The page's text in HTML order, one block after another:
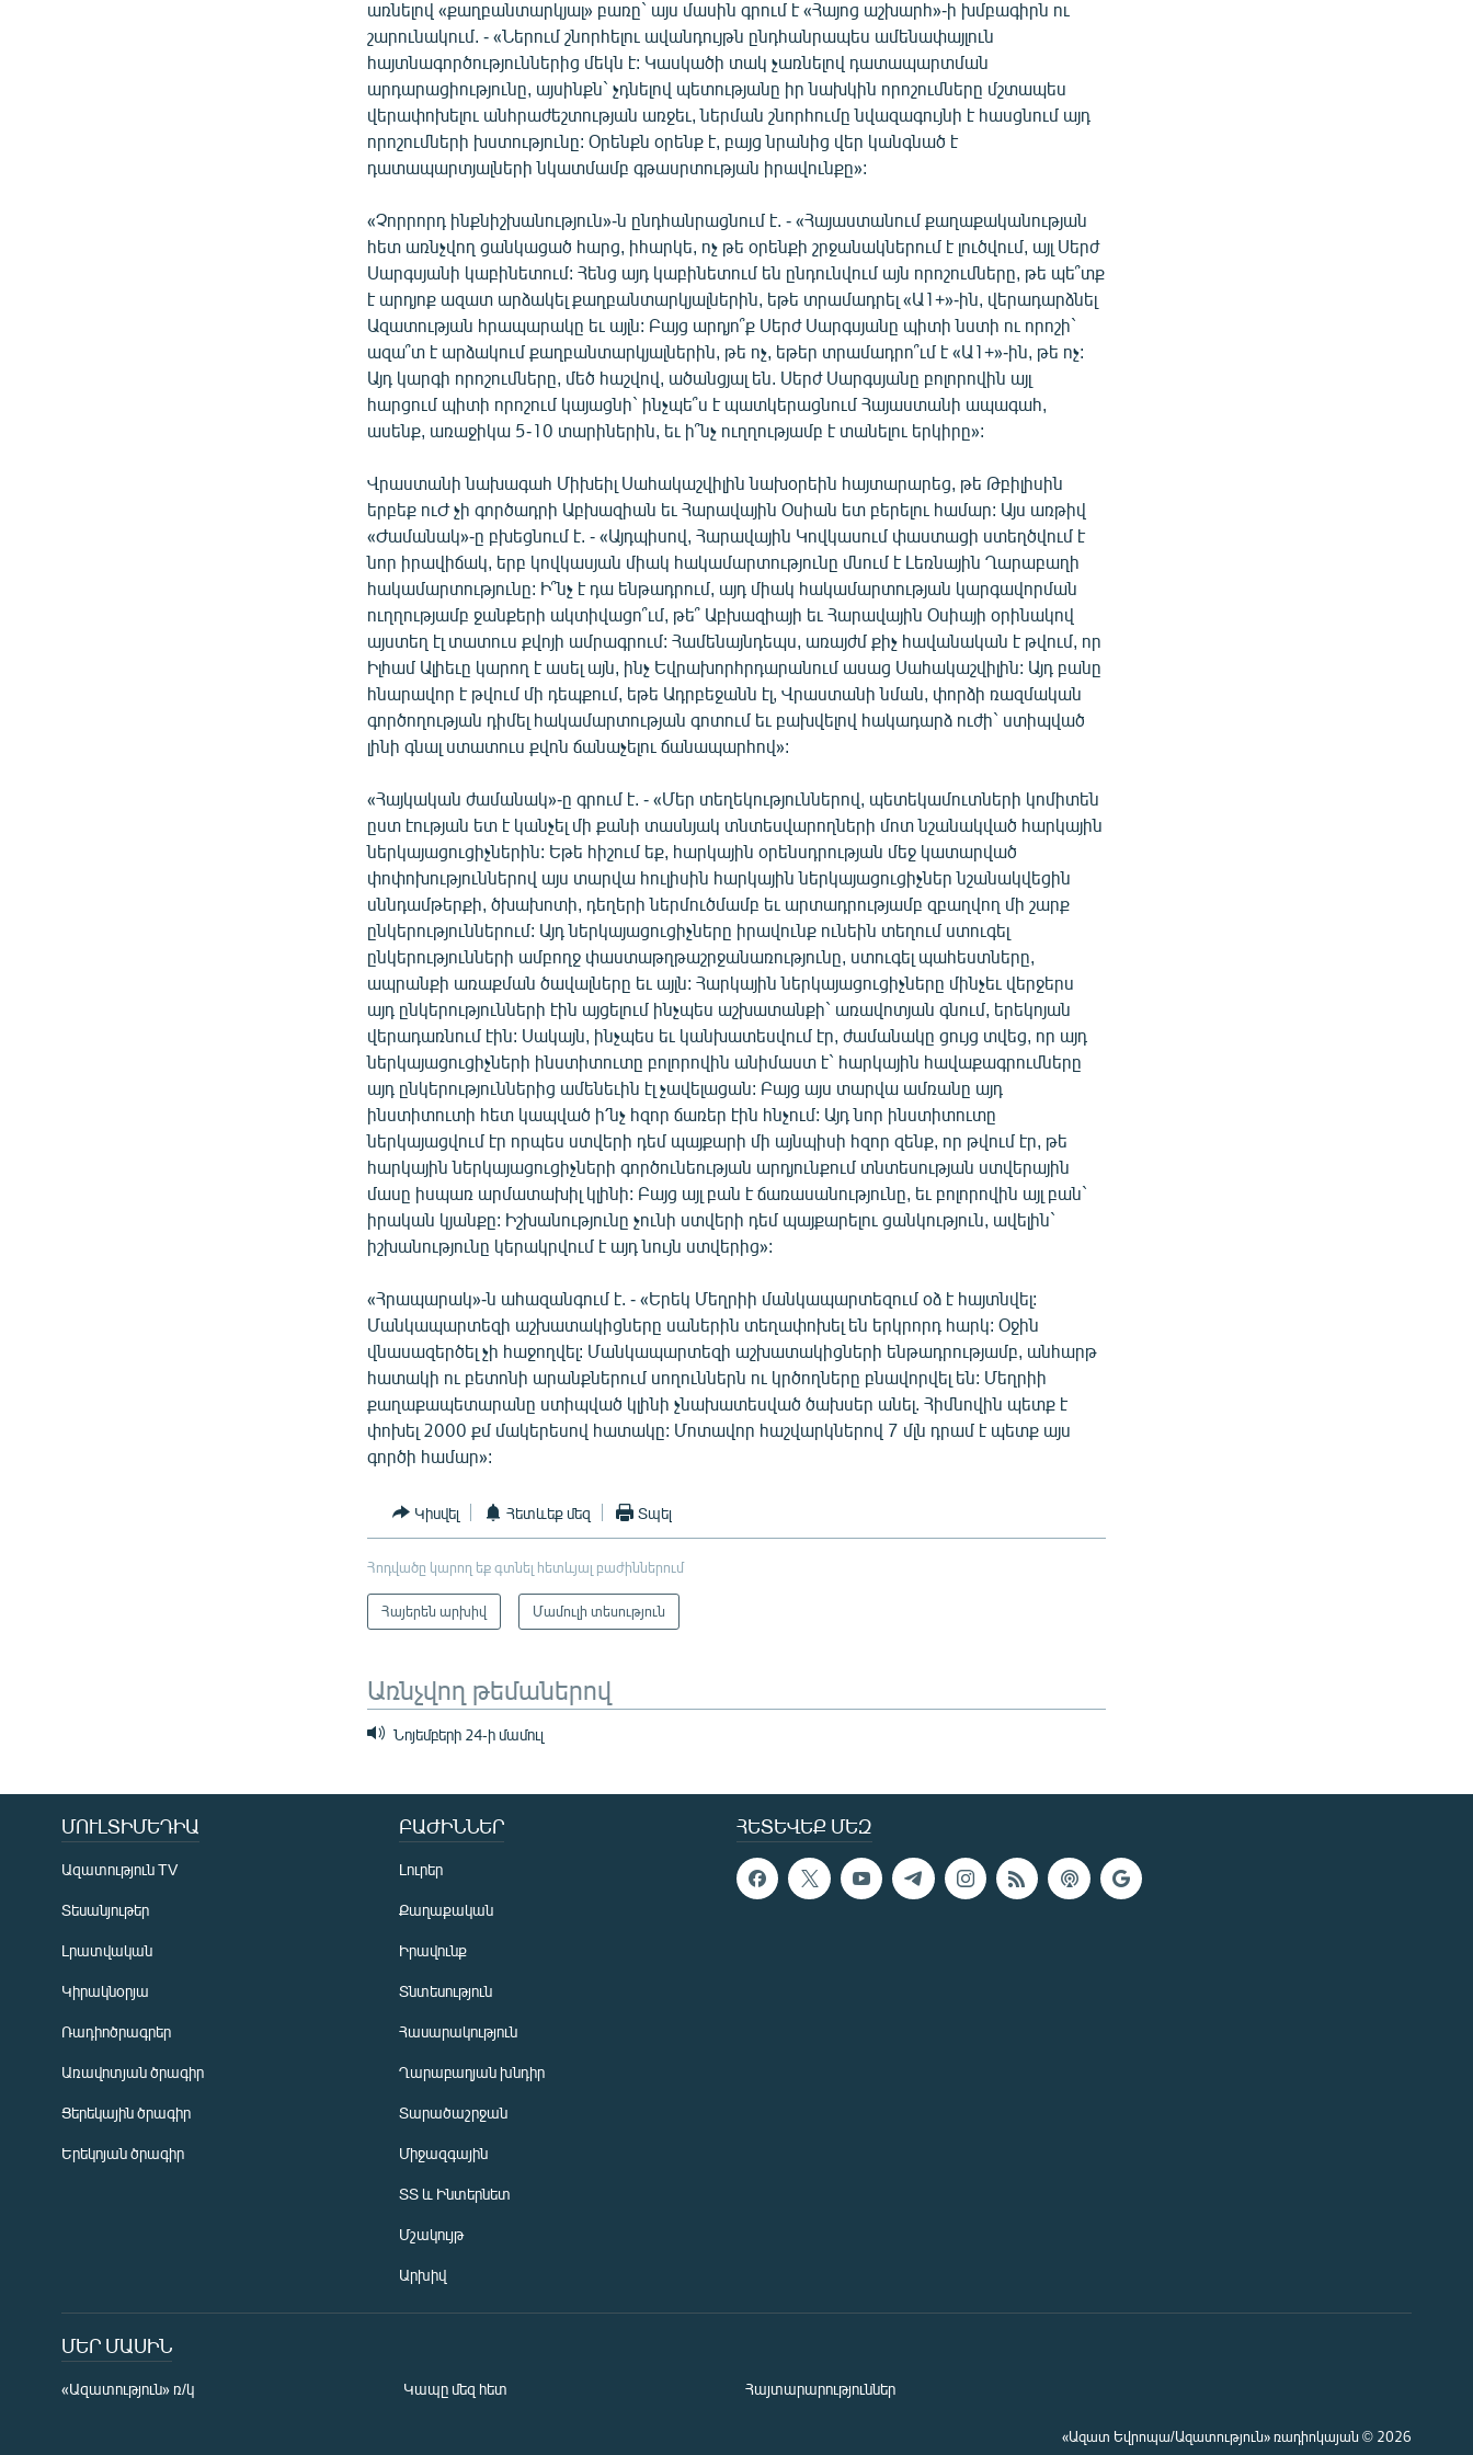
առնելով «քաղբանտարկյալ» բառը` այս մասին գրում է «Հայոց աշխարհ»-ի խմբագիրն ու
շարունակում. - «Ներում շնորհելու ավանդույթն ընդհանրապես ամենափայլուն
հայտնագործություններից մեկն է: Կասկածի տակ չառնելով դատապարտման
արդարացիությունը, այսինքն` չդնելով պետությանը իր նախկին որոշումները մշտապես
վերափոխելու անհրաժեշտության առջեւ, ներման շնորհումը նվազագույնի է հասցնում այդ
որոշումների խստությունը: Օրենքն օրենք է, բայց նրանից վեր կանգնած է
դատապարտյալների նկատմամբ գթասրտության իրավունքը»:
«Չորրորդ ինքնիշխանություն»-ն ընդհանրացնում է. - «Հայաստանում քաղաքականության
հետ առնչվող ցանկացած հարց, իհարկե, ոչ թե օրենքի շրջանակներում է լուծվում, այլ Սերժ
Սարգսյանի կաբինետում: Հենց այդ կաբինետում են ընդունվում այն որոշումները, թե պե՞տք
է արդյոք ազատ արձակել քաղբանտարկյալներին, եթե տրամադրել «Ա1+»-ին, վերադարձնել
Ազատության հրապարակը եւ այլն: Բայց արդյո՞ք Սերժ Սարգսյանը պիտի նստի ու որոշի`
ազա՞տ է արձակում քաղբանտարկյալներին, թե ոչ, եթեր տրամադրո՞ւմ է «Ա1+»-ին, թե ոչ:
Այդ կարգի որոշումները, մեծ հաշվով, ածանցյալ են. Սերժ Սարգսյանը բոլորովին այլ
հարցում պիտի որոշում կայացնի` ինչպե՞ս է պատկերացնում Հայաստանի ապագահ,
ասենք, առաջիկա 5-10 տարիներին, եւ ի՞նչ ուղղությամբ է տանելու երկիրը»:
Վրաստանի նախագահ Միխեիլ Սահակաշվիլին նախօրեին հայտարարեց, թե Թբիլիսին
երբեք ուԺ չի գործադրի Աբխազիան եւ Հարավային Օսիան ետ բերելու համար: Այս առթիվ
«Ժամանակ»-ը բխեցնում է. - «Այդպիսով, Հարավային Կովկասում փաստացի ստեղծվում է
նոր իրավիճակ, երբ կովկասյան միակ հակամարտությունը մնում է Լեռնային Ղարաբաղի
հակամարտությունը: Ի՞նչ է դա ենթադրում, այդ միակ հակամարտության կարգավորման
ուղղությամբ ջանքերի ակտիվացո՞ւմ, թե՞ Աբխազիայի եւ Հարավային Օսիայի օրինակով
այստեղ էլ տատուս քվոյի ամրագրում: Համենայնդեպս, առայժմ քիչ հավանական է թվում, որ
Իլհամ Ալիեւը կարող է ասել այն, ինչ Եվրախորհրդարանում ասաց Սահակաշվիլին: Այդ բանը
հնարավոր է թվում մի դեպքում, եթե Ադրբեջանն էլ, Վրաստանի նման, փորձի ռազմական
գործողության դիմել հակամարտության գոտում եւ բախվելով հակադարձ ուժի` ստիպված
լինի գնալ ստատուս քվոն ճանաչելու ճանապարհով»:
«Հայկական ժամանակ»-ը գրում է. - «Մեր տեղեկություններով, պետեկամուտների կոմիտեն
ըստ էության ետ է կանչել մի քանի տասնյակ տնտեսվարողների մոտ նշանակված հարկային
ներկայացուցիչներին: Եթե հիշում եք, հարկային օրենսդրության մեջ կատարված
փոփոխություններով այս տարվա հուլիսին հարկային ներկայացուցիչներ նշանակվեցին
սննդամթերքի, ծխախոտի, դեղերի ներմուծմամբ եւ արտադրությամբ զբաղվող մի շարք
ընկերություններում: Այդ ներկայացուցիչները իրավունք ունեին տեղում ստուգել
ընկերությունների ամբողջ փաստաթղթաշրջանառությունը, ստուգել պահեստները,
ապրանքի առաքման ծավալները եւ այլն: Հարկային ներկայացուցիչները մինչեւ վերջերս
այդ ընկերությունների էին այցելում ինչպես աշխատանքի` առավոտյան գնում, երեկոյան
վերադառնում էին: Սակայն, ինչպես եւ կանխատեսվում էր, ժամանակը ցույց տվեց, որ այդ
ներկայացուցիչների ինստիտուտը բոլորովին անիմաստ է` հարկային հավաքագրումները
այդ ընկերություններից ամենեւին էլ չավելացան: Բայց այս տարվա ամռանը այդ
ինստիտուտի հետ կապված ի՛նչ հզոր ճառեր էին հնչում: Այդ նոր ինստիտուտը
ներկայացվում էր որպես ստվերի դեմ պայքարի մի այնպիսի հզոր զենք, որ թվում էր, թե
հարկային ներկայացուցիչների գործունեության արդյունքում տնտեսության ստվերային
մասը իսպառ արմատախիլ կլինի: Բայց այլ բան է ճառասանությունը, եւ բոլորովին այլ բան`
իրական կյանքը: Իշխանությունը չունի ստվերի դեմ պայքարելու ցանկություն, ավելին`
իշխանությունը կերակրվում է այդ նույն ստվերից»:
«Հրապարակ»-ն ահազանգում է. - «Երեկ Մեղրիի մանկապարտեզում օձ է հայտնվել:
Մանկապարտեզի աշխատակիցները սաներին տեղափոխել են երկրորդ հարկ: Օջին
վնասազերծել չի հաջողվել: Մանկապարտեզի աշխատակիցների ենթադրությամբ, անհարթ
հատակի ու բետոնի արանքներում սողուններն ու կրծողները բնավորվել են: Մեղրիի
քաղաքապետարանը ստիպված կլինի չնախատեսված ծախսեր անել. Հիմնովին պետք է
փոխել 2000 քմ մակերեսով հատակը: Մոտավոր հաշվարկներով 7 մլն դրամ է պետք այս
գործի համար»:
Կիսվել Հետևեք մեզ Տպել
Հոդվածը կարող եք գտնել հետևյալ բաժիններում
Հայերեն արխիվ Մամուլի տեսություն
Առնչվող թեմաներով
Նոյեմբերի 24-ի մամուլ
ՀԵՏԵՎԵՔ ՄԵԶ
ՄՈՒԼՏԻՄԵԴԻԱ
Ազատություն TV
Տեսանյութեր
Լրատվական
Կիրակնօրյա
Ռադիոծրագրեր
Առավոտյան ծրագիր
Ցերեկային ծրագիր
Երեկոյան ծրագիր
ԲԱԺԻՆՆԵՐ
Լուրեր
Քաղաքական
Իրավունք
Տնտեսություն
Հասարակություն
Ղարաբաղյան խնդիր
Տարածաշրջան
Միջազգային
ՏՏ և Ինտերնետ
Մշակույթ
Արխիվ
ՄԵՐ ՄԱՍԻՆ
«Ազատություն» ռ/կ Կապը մեզ հետ Հայտարարություններ
«Ազատ Եվրոպա/Ազատություն» ռադիոկայան © 2026